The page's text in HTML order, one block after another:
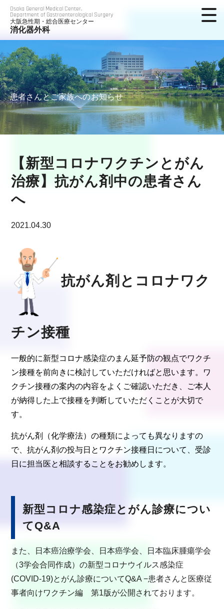
Osaka General Medical Center,
Department of Gastroenterological Surgery
大阪急性期・総合医療センター
消化器外科
患者さんとご家族へのお知らせ
【新型コロナワクチンとがん
治療】抗がん剤中の患者さん
へ
2021.04.30
抗がん剤とコロナワク
チン接種
一般的に新型コロナ感染症のまん延予防の観点でワクチ
ン接種を前向きに検討していただければと思います。 ワ
クチン接種の案内の内容をよくご確認いただき、ご本人
が納得した上で接種を判断していただくことが大切で
す。
抗がん剤（化学療法）の種類によっても異なりますの
で、抗がん剤の投与日とワクチン接種日について、受診
日に担当医と相談することをお勧めします。
新型コロナ感染症とがん診療につい
てQ&A
また、日本癌治療学会、日本癌学会、日本臨床腫瘍学会
（3学会合同作成）の新型コロナウイルス感染症
(COVID-19)とがん診療についてQ&A −患者さんと医療従
事者向けワクチン編 第1版が公開されております。